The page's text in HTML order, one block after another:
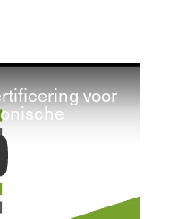
voor
Content Certification for